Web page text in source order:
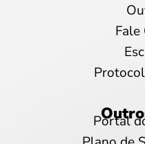
Fale
Portal